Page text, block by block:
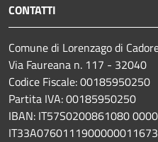
CONTATTI
Comune di Lorenzago di
Via Faureana n. 117 - 32040
Codice Fiscale: 00185950250
Partita IVA: 00185950250
IBAN: IT57S0200861080